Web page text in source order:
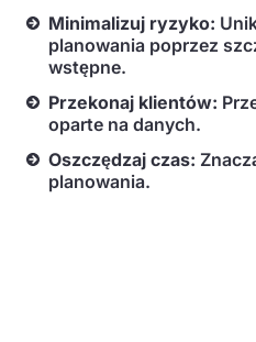
Minimalizuj ryzyko:
planowania poprzez
wstępne.
Przekonaj klientów:
oparte na danych.
Oszczędzaj czas:
planowania.